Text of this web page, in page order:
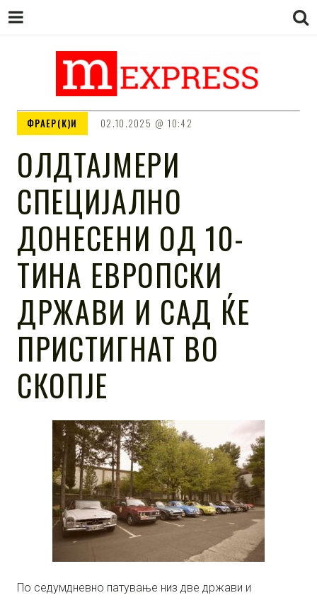
M EXPRESS
ФРАЕР(К)И 02.10.2025 10:42
OЛДТАЈМЕРИ
СПЕЦИЈАЛНО
ДОНЕСЕНИ ОД 10-
ТИНА ЕВРОПСКИ
ДРЖАВИ И САД ЌЕ
ПРИСТИГНАТ ВО
СКОПЈЕ
По седумдневно патување низ две држави и